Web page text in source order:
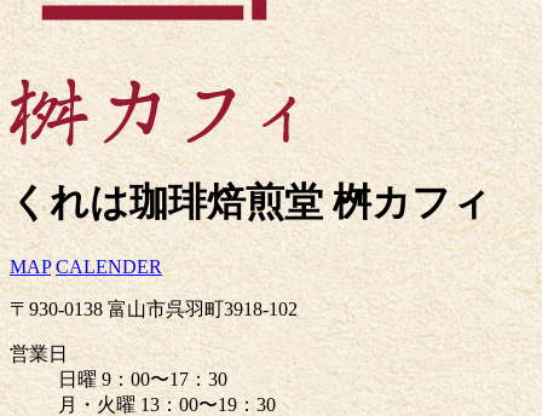
くれは珈琲焙煎堂 桝カフィ
MAP CALENDER
〒930-0138 富山市呉羽町3918-102
営業日
日曜 9：00〜17：30
月・火曜 13：00〜19：30